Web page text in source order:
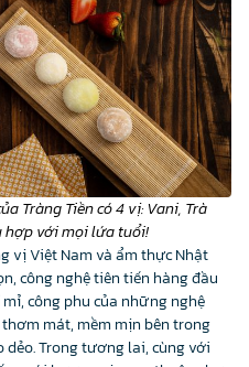
Tràng Tiền có 4 vị: Vani, Trà
hợp với mọi lứa tuổi!
vị Việt Nam và ẩm thực Nhật
công nghệ tiên tiến hàng đầu
công phu của những nghệ
thơm mát, mềm mịn bên trong
dẻo. Trong tương lai, cùng với